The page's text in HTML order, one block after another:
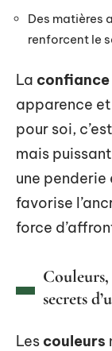
Des matières
renforcent le
La confiance
apparence
pour soi,
mais
une penderie
favorise
force
secrets
Les couleurs